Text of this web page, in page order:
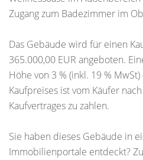
Zugang zum Badezimmer im
Das Gebäude wird für einen
365.000,00 EUR angeboten.
Höhe von 3 % (inkl. 19 %
Kaufpreises ist vom Käufer
Kaufvertrages zu zahlen.
Sie haben dieses Gebäude in
Immobilienportale entdeckt?